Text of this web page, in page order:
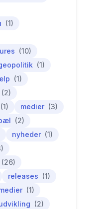
(1)
(10)
(1)
(1)
(2)
(1) medier (3)
(2)
nyheder (1)
(26)
releases (1)
(1)
(2)